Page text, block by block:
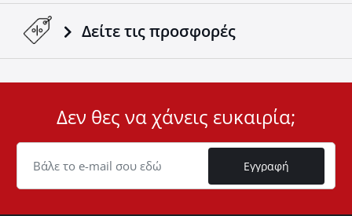
Δείτε τις προσφορές
ID
Cookie
Δεν θες να χάνεις ευκαιρία;
Εγγραφή